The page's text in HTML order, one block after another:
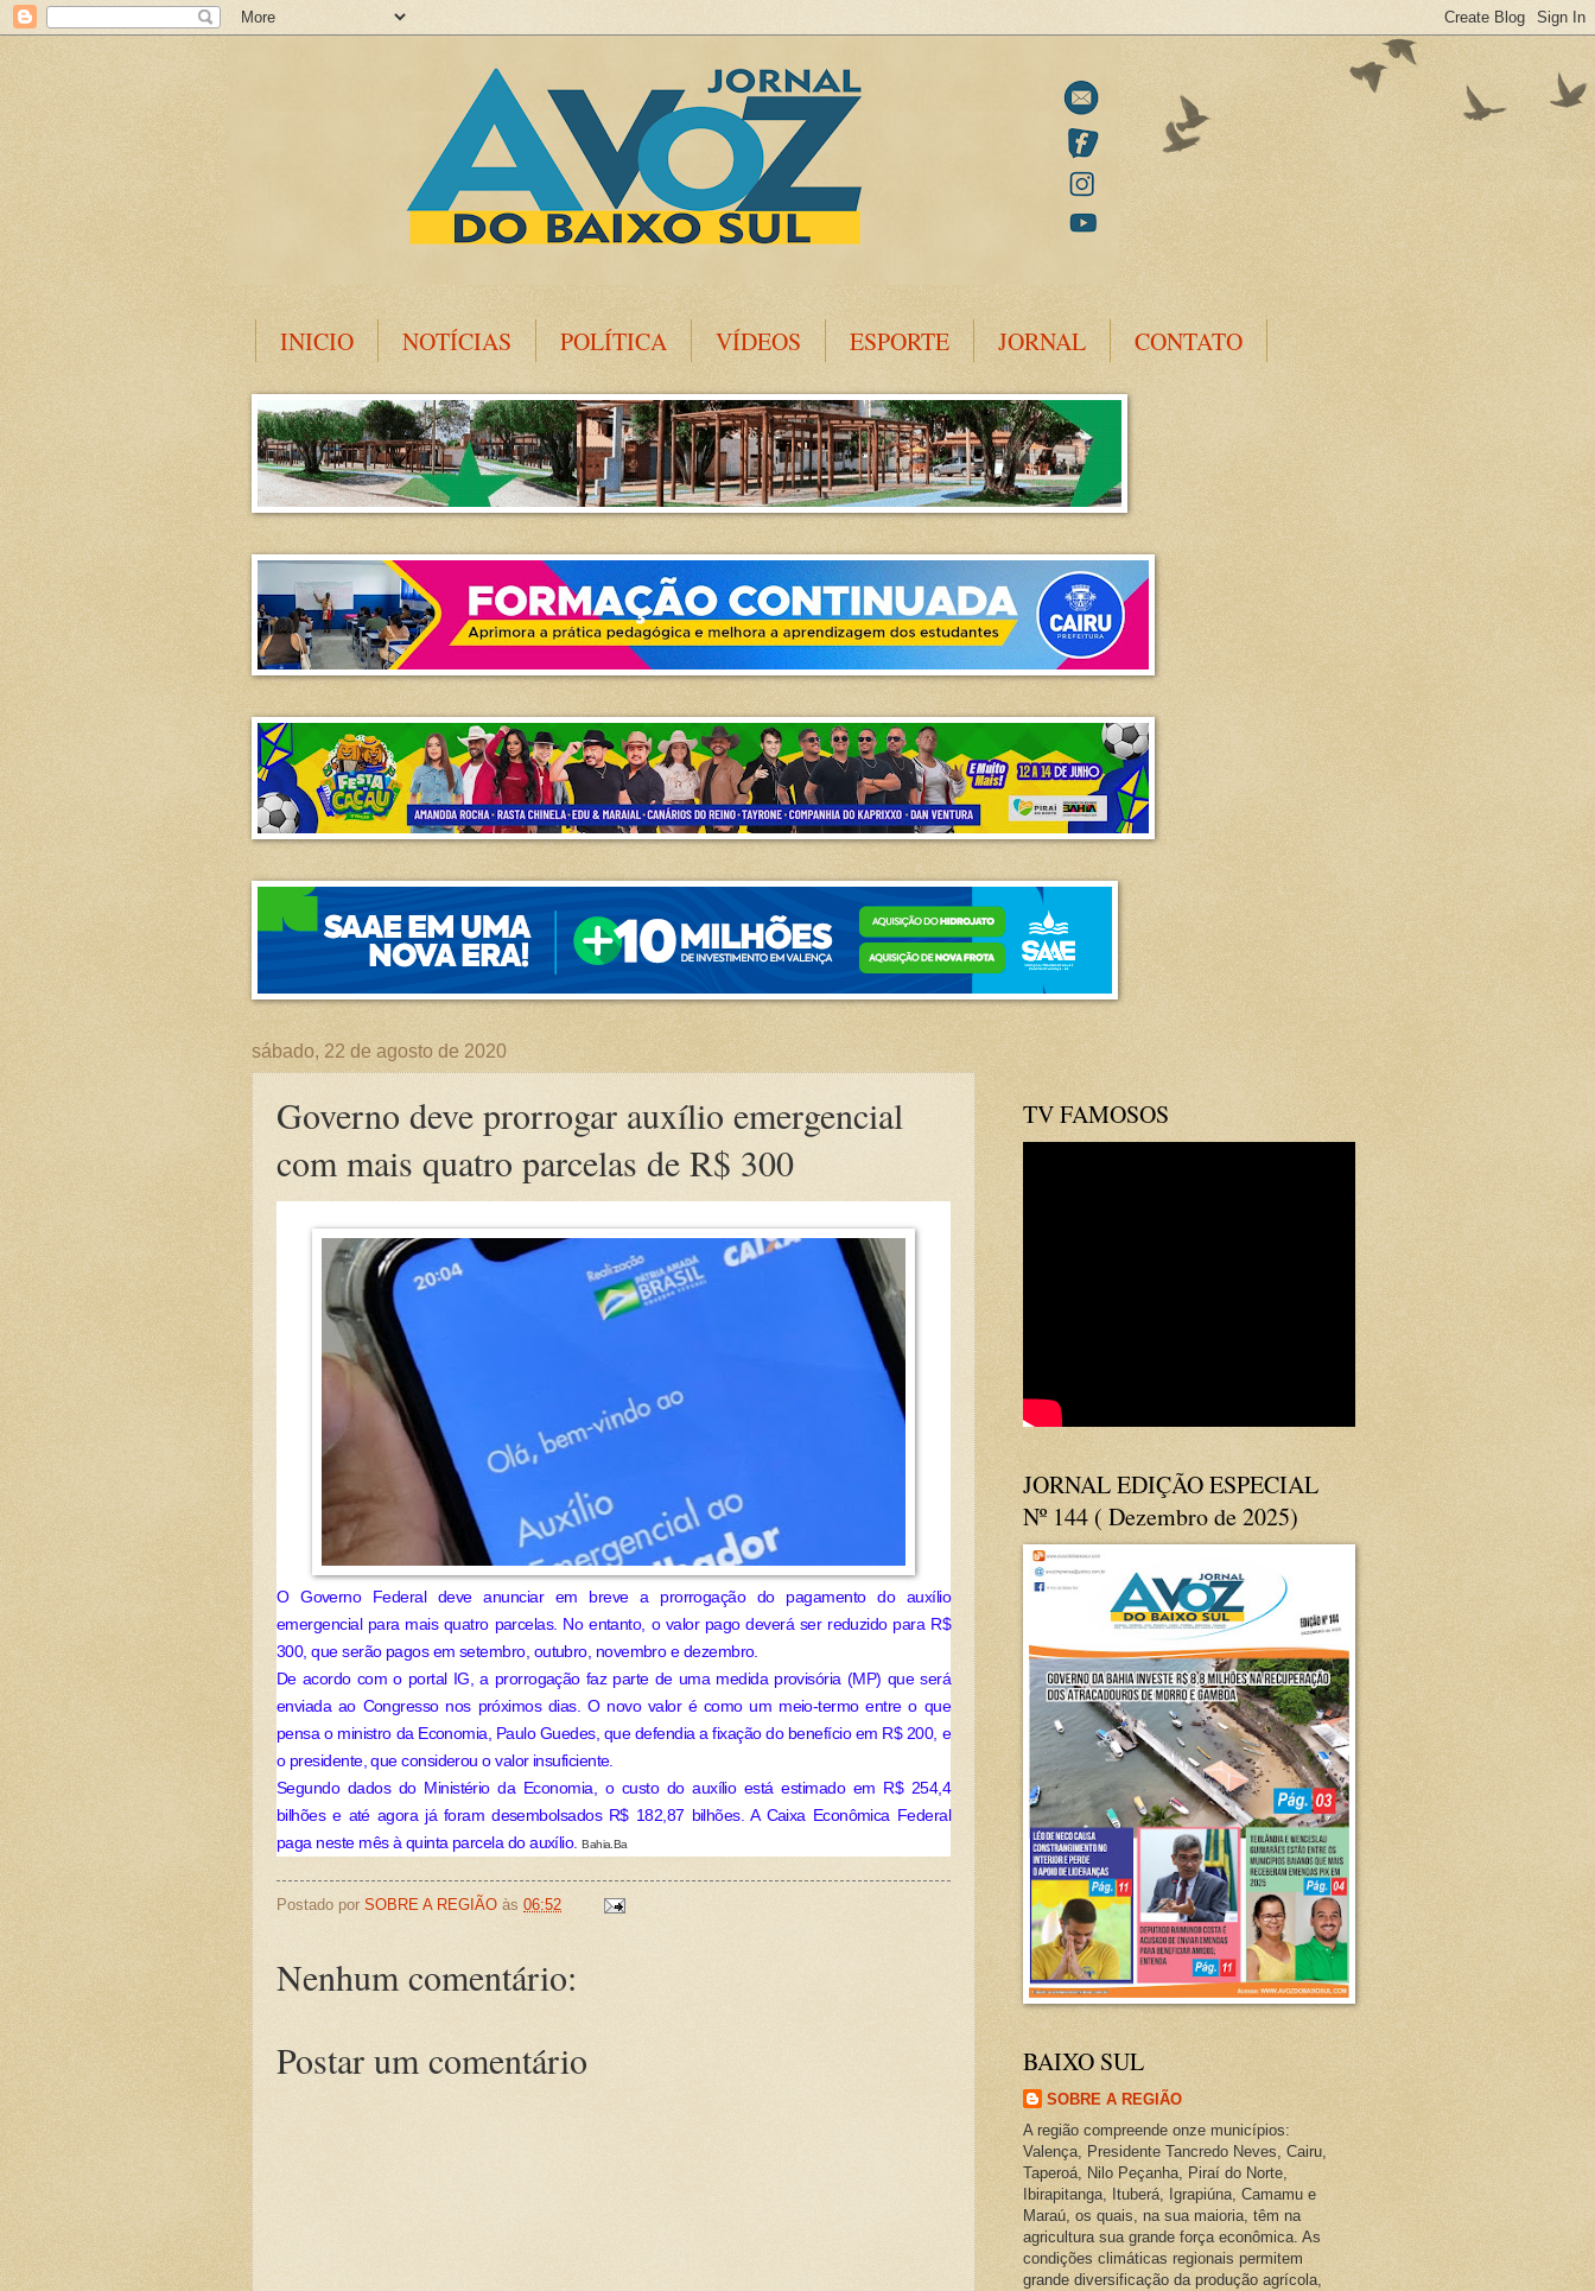
INICIO NOTÍCIAS POLÍTICA VÍDEOS ESPORTE JORNAL CONTATO
sábado, 22 de agosto de 2020
Governo deve prorrogar auxílio emergencial
com mais quatro parcelas de R$ 300
O Governo Federal deve anunciar em breve a prorrogação do pagamento do auxílio
emergencial para mais quatro parcelas. No entanto, o valor pago deverá ser reduzido para R$
300, que serão pagos em setembro, outubro, novembro e dezembro.
De acordo com o portal IG, a prorrogação faz parte de uma medida provisória (MP) que será
enviada ao Congresso nos próximos dias. O novo valor é como um meio-termo entre o que
pensa o ministro da Economia, Paulo Guedes, que defendia a fixação do benefício em R$ 200, e
o presidente, que considerou o valor insuficiente.
Segundo dados do Ministério da Economia, o custo do auxílio está estimado em R$ 254,4
bilhões e até agora já foram desembolsados R$ 182,87 bilhões. A Caixa Econômica Federal
paga neste mês à quinta parcela do auxílio.Bahia.Ba
Postado por SOBRE A REGIÃO às 06:52
Nenhum comentário:
Postar um comentário
TV FAMOSOS
JORNAL EDIÇÃO ESPECIAL
Nº 144 ( Dezembro de 2025)
BAIXO SUL
SOBRE A REGIÃO
A região compreende onze municípios:
Valença, Presidente Tancredo Neves, Cairu,
Taperoá, Nilo Peçanha, Piraí do Norte,
Ibirapitanga, Ituberá, Igrapiúna, Camamu e
Maraú, os quais, na sua maioria, têm na
agricultura sua grande força econômica. As
condições climáticas regionais permitem
grande diversificação da produção agrícola,